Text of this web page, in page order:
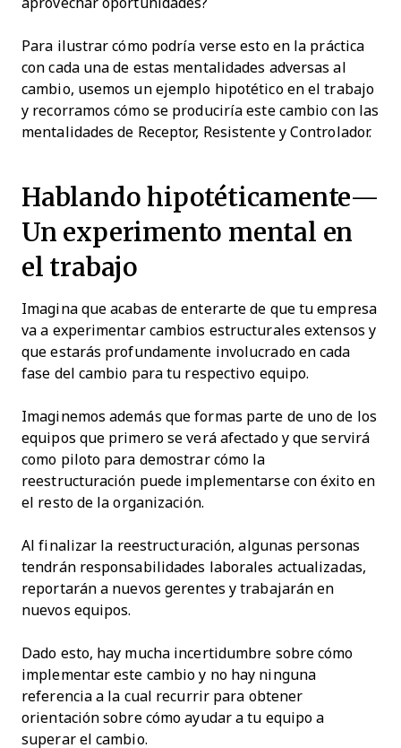
Para ilustrar cómo podría verse esto en la práctica
con cada una de estas mentalidades adversas al
cambio, usemos un ejemplo hipotético en el trabajo
y recorramos cómo se produciría este cambio con las
mentalidades de Receptor, Resistente y Controlador.
Hablando hipotéticamente—
Un experimento mental en
el trabajo
Imagina que acabas de enterarte de que tu empresa
va a experimentar cambios estructurales extensos y
que estarás profundamente involucrado en cada
fase del cambio para tu respectivo equipo.
Imaginemos además que formas parte de uno de los
equipos que primero se verá afectado y que servirá
como piloto para demostrar cómo la
reestructuración puede implementarse con éxito en
el resto de la organización.
Al finalizar la reestructuración, algunas personas
tendrán responsabilidades laborales actualizadas,
reportarán a nuevos gerentes y trabajarán en
nuevos equipos.
Dado esto, hay mucha incertidumbre sobre cómo
implementar este cambio y no hay ninguna
referencia a la cual recurrir para obtener
orientación sobre cómo ayudar a tu equipo a
superar el cambio.